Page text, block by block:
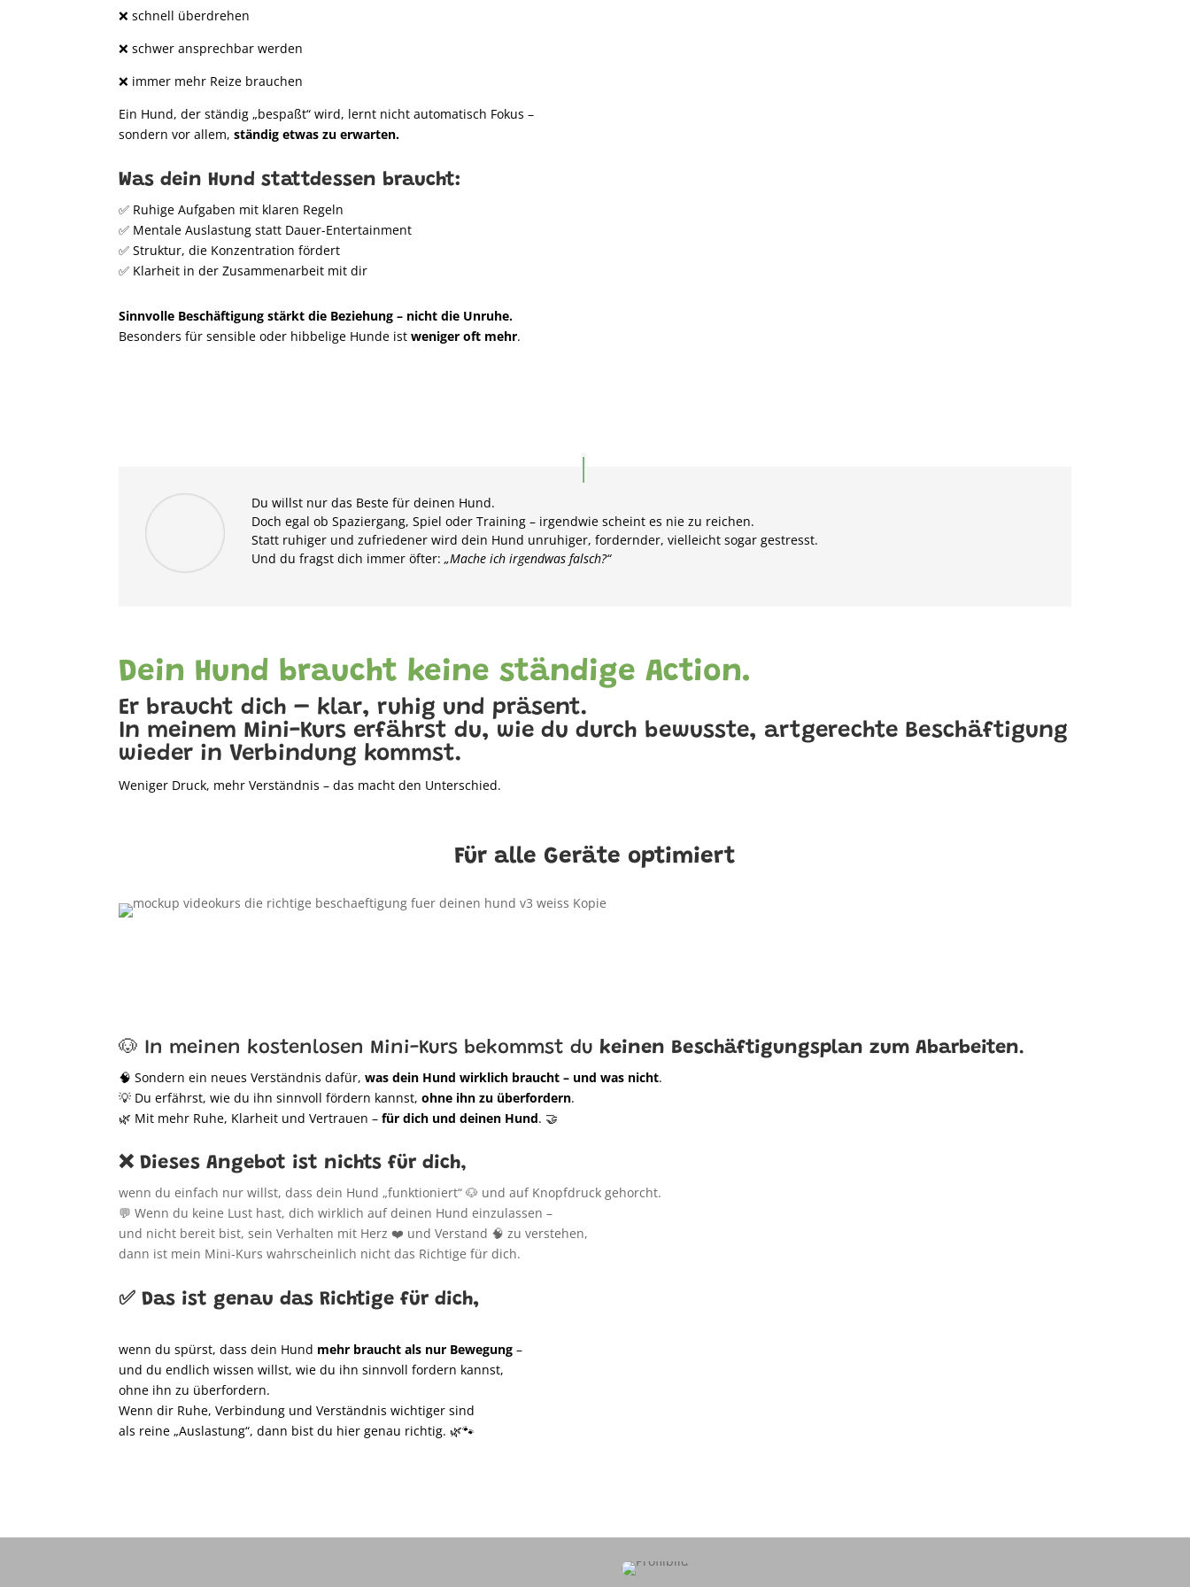
❌ schnell überdrehen
❌ schwer ansprechbar werden
❌ immer mehr Reize brauchen
Ein Hund, der ständig „bespaßt“ wird, lernt nicht automatisch Fokus –
sondern vor allem,ständig etwas zu erwarten.
Was dein Hund stattdessen braucht:
✅ Ruhige Aufgaben mit klaren Regeln
✅ Mentale Auslastung statt Dauer-Entertainment
✅ Struktur, die Konzentration fördert
✅ Klarheit in der Zusammenarbeit mit dir
Sinnvolle Beschäftigung stärkt die Beziehung – nicht die Unruhe.
Besonders für sensible oder hibbelige Hunde istweniger oft mehr.
Du willst nur das Beste für deinen Hund.
Doch egal ob Spaziergang, Spiel oder Training – irgendwie scheint es nie zu reichen.
Statt ruhiger und zufriedener wird dein Hund unruhiger, fordernder, vielleicht sogar gestresst.
Und du fragst dich immer öfter:„Mache ich irgendwas falsch?“
Dein Hund braucht keine ständige Action.
Er braucht dich – klar, ruhig und präsent.
In meinem Mini-Kurs erfährst du, wie du durch bewusste, artgerechte Beschäftigung
wieder in Verbindung kommst.
Weniger Druck, mehr Verständnis – das macht den Unterschied.
Für alle Geräte optimiert
🐶 In meinen kostenlosen Mini-Kurs bekommst dukeinen Beschäftigungsplan zum Abarbeiten.
🧠 Sondern ein neues Verständnis dafür,was dein Hund wirklich braucht – und was nicht.
💡 Du erfährst, wie du ihn sinnvoll fördern kannst,ohne ihn zu überfordern.
🌿 Mit mehr Ruhe, Klarheit und Vertrauen –für dich und deinen Hund. 🤝
❌ Dieses Angebot ist nichts für dich,
wenn du einfach nur willst,dass dein Hund „funktioniert“ 🐶 und auf Knopfdruck gehorcht.
💬 Wenn du keine Lust hast, dich wirklich auf deinen Hund einzulassen –
und nicht bereit bist, sein Verhalten mit Herz ❤️ und Verstand 🧠 zu verstehen,
dann ist mein Mini-Kurs wahrscheinlich nicht das Richtige für dich.
✅ Das ist genau das Richtige für dich,
wenn du spürst, dass dein Hund mehr braucht als nur Bewegung –
und du endlich wissen willst, wie du ihn sinnvoll fordern kannst,
ohne ihn zu überfordern.
Wenn dir Ruhe, Verbindung und Verständnis wichtiger sind
als reine „Auslastung“, dann bist du hier genau richtig. 🌿🐾